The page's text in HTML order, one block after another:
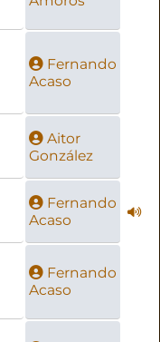
Fernando
Acaso
Aitor
González
Fernando
Acaso
Fernando
Acaso